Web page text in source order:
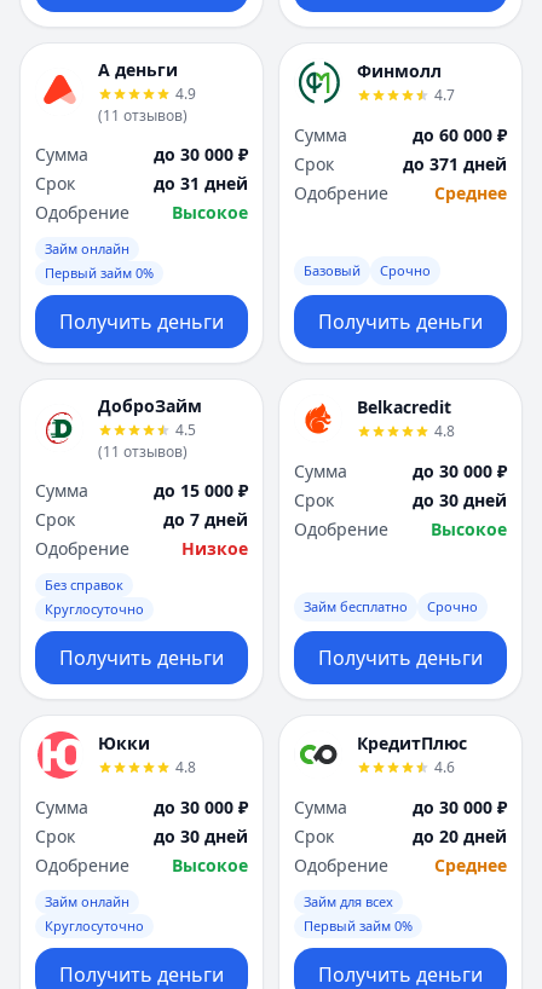
А деньги
4.9
(11 отзывов)
Сумма
до 30 000 ₽
Срок
до 31 дней
Одобрение
Высокое
Займ онлайн
Первый займ 0%
Получить деньги
Финмолл
4.7
Сумма
до 60 000 ₽
Срок
до 371 дней
Одобрение
Среднее
Базовый Срочно
Получить деньги
ДоброЗайм
4.5
(11 отзывов)
Сумма
до 15 000 ₽
Срок
до 7 дней
Одобрение
Низкое
Без справок
Круглосуточно
Получить деньги
Belkacredit
4.8
Сумма
до 30 000 ₽
Срок
до 30 дней
Одобрение
Высокое
Займ бесплатно Срочно
Получить деньги
Юкки
4.8
Сумма
до 30 000 ₽
Срок
до 30 дней
Одобрение
Высокое
Займ онлайн
Круглосуточно
Получить деньги
КредитПлюс
4.6
Сумма
до 30 000 ₽
Срок
до 20 дней
Одобрение
Среднее
Займ для всех
Первый займ 0%
Получить деньги